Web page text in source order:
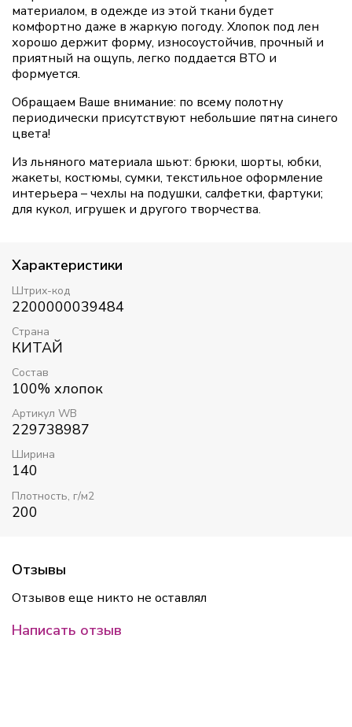
материалом, в одежде из этой ткани будет
комфортно даже в жаркую погоду. Хлопок под лен
хорошо держит форму, износоустойчив, прочный и
приятный на ощупь, легко поддается ВТО и
формуется.
Обращаем Ваше внимание: по всему полотну
периодически присутствуют небольшие пятна синего
цвета!
Из льняного материала шьют: брюки, шорты, юбки,
жакеты, костюмы, сумки, текстильное оформление
интерьера – чехлы на подушки, салфетки, фартуки;
для кукол, игрушек и другого творчества.
Характеристики
Штрих-код
2200000039484
Страна
КИТАЙ
Состав
100% хлопок
Артикул WB
229738987
Ширина
140
Плотность, г/м2
200
Отзывы
Отзывов еще никто не оставлял
Написать отзыв